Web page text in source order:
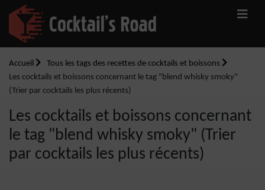
Accueil
Tous les tags des recettes de cocktails et boissons
Les cocktails et boissons concernant le tag "blend whisky smoky"
(Trier par cocktails les plus récents)
Les cocktails et boissons concernant
le tag "blend whisky smoky" (Trier
par cocktails les plus récents)